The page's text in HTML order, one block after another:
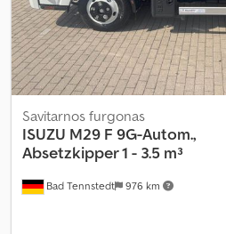
Bad Tennstedt 976 km
Savitarnos furgonas
ISUZU M29 F 9G-Autom.,
Absetzkipper 1 - 3.5 m³